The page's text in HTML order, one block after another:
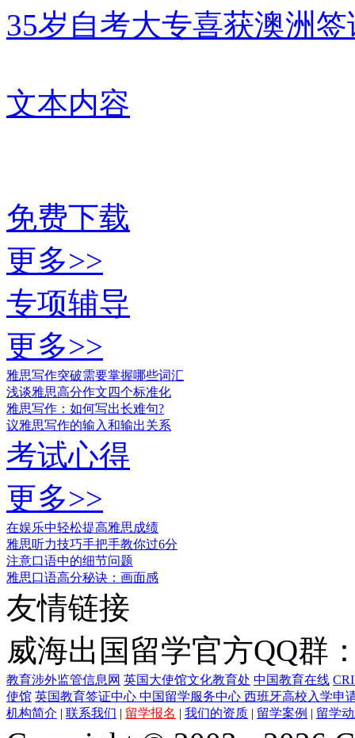
35岁自考大专喜获澳洲
文本内容
免费下载
更多>>
专项辅导
更多>>
雅思写作突破需要掌握哪些词汇
浅谈雅思高分作文四个标准化
雅思写作：如何写出长难句?
议雅思写作的输入和输出关系
考试心得
更多>>
在娱乐中轻松提高雅思成绩
雅思听力技巧手把手教你过6分
注意口语中的细节问题
雅思口语高分秘诀：画面感
友情链接
威海出国留学官方QQ群
教育涉外监管信息网 英国大使馆文化教育处 中国教育在线
使馆 英国教育签证中心 中国留学服务中心 西班牙高校入学申
机构简介 | 联系我们 | 留学报名 | 我们的资质 | 留学案例 | 留学